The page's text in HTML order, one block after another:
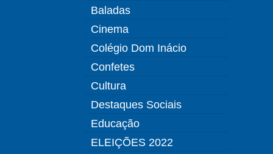
Baladas
Cinema
Colégio Dom Inácio
Confetes
Cultura
Destaques Sociais
Educação
ELEIÇÕES 2022